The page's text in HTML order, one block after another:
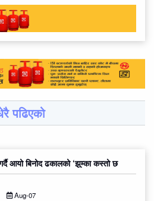
पढिएको
आयो बिनोद ढकालको ‘झुम्का कस्तो छ
Aug-07